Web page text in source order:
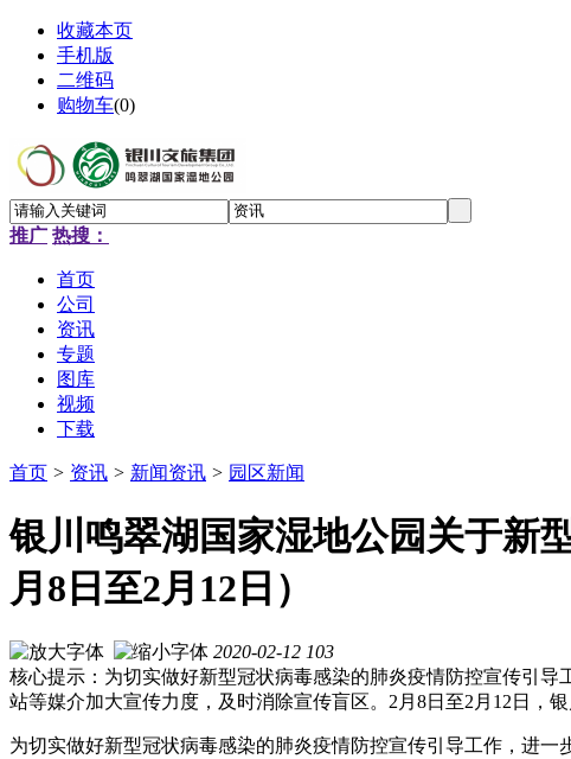
收藏本页
手机版
二维码
购物车(0)
推广 热搜：
首页
公司
资讯
专题
图库
视频
下载
首页 > 资讯 > 新闻资讯 > 园区新闻
银川鸣翠湖国家湿地公园关于新
月8日至2月12日）
2020-02-12 103
核心提示：为切实做好新型冠状病毒感染的肺炎疫情防控宣传引
站等媒介加大宣传力度，及时消除宣传盲区。2月8日至2月12日，
为切实做好新型冠状病毒感染的肺炎疫情防控宣传引导工作，进